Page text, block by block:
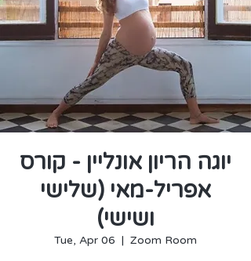
יוגה הריון אונליין - קורס
אפריל-מאי (שלישי
ושישי)
Tue, Apr 06
  |
Zoom Room